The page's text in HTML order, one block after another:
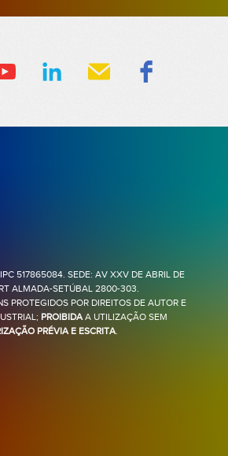
517865084. SEDE: AV XXV DE ABRIL DE
ALMADA-SETÚBAL 2800-303.
PROTEGIDOS POR DIREITOS DE AUTOR E
PROIBIDAA UTILIZAÇÃO SEM
PRÉVIA E ESCRITA.